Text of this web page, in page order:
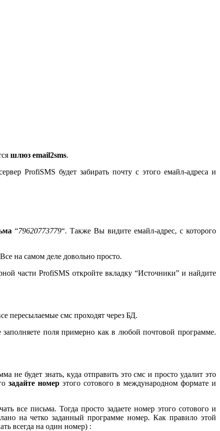
шлюз email2sms.
ProfiSMS будет забирать почту с этого емайл-адреса и
“79620773779“. Также Вы видите емайл-адрес, с которого
на самом деле довольно просто.
части ProfiSMS откройте вкладку “Источники” и найдите
пересылаемые смс проходят через БД.
поля примерно как в любой почтовой программе.
не будет знать, куда отправить это смс и просто удалит это
задайте номерэтого сотового в международном формате и
все письма. Тогда просто задаете номер этого сотового и
на четко заданный программе номер. Как правило этой
всегда на один номер) :